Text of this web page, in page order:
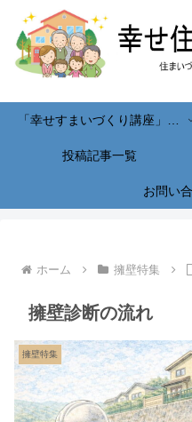
投稿記事一覧
お問い
ホーム 擁壁特集
擁壁診断の流れ
擁壁特集